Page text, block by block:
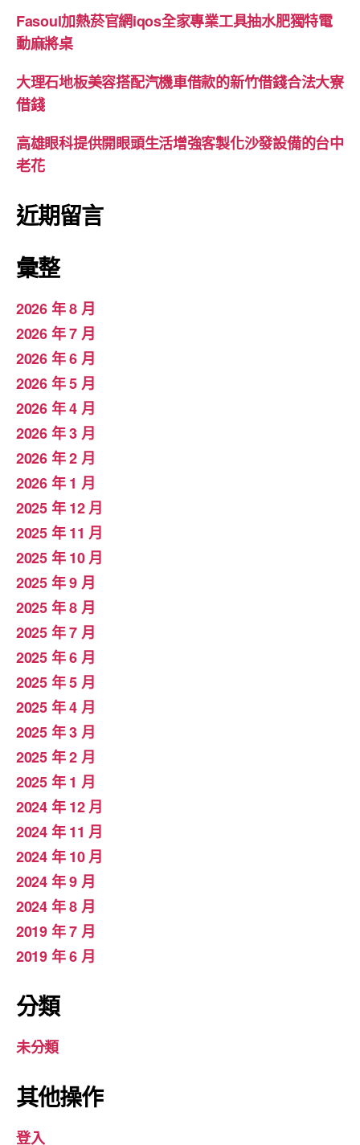
Fasoul加熱菸官網iqos全家專業工具抽水肥獨特電
動麻將桌
大理石地板美容搭配汽機車借款的新竹借錢合法大寮
借錢
高雄眼科提供開眼頭生活增強客製化沙發設備的台中
老花
近期留言
彙整
2026 年 8 月
2026 年 7 月
2026 年 6 月
2026 年 5 月
2026 年 4 月
2026 年 3 月
2026 年 2 月
2026 年 1 月
2025 年 12 月
2025 年 11 月
2025 年 10 月
2025 年 9 月
2025 年 8 月
2025 年 7 月
2025 年 6 月
2025 年 5 月
2025 年 4 月
2025 年 3 月
2025 年 2 月
2025 年 1 月
2024 年 12 月
2024 年 11 月
2024 年 10 月
2024 年 9 月
2024 年 8 月
2019 年 7 月
2019 年 6 月
分類
未分類
其他操作
登入